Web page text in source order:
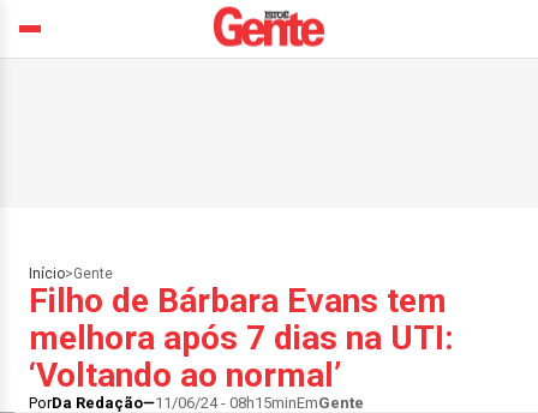
Início>Gente
Filho de Bárbara Evans tem
melhora após 7 dias na UTI:
‘Voltando ao normal’
PorDa Redação 11/06/24 - 08h15minEmGente